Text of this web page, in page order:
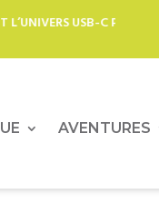
DEPUIS 2008
AVENTURES